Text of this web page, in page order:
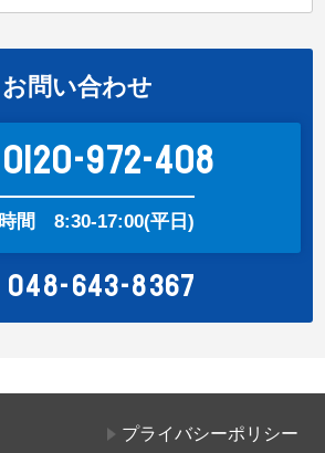
お問い合わせ
0120-972-408
間 8:30-17:00(平日)
048-643-8367
プライバシーポリシー